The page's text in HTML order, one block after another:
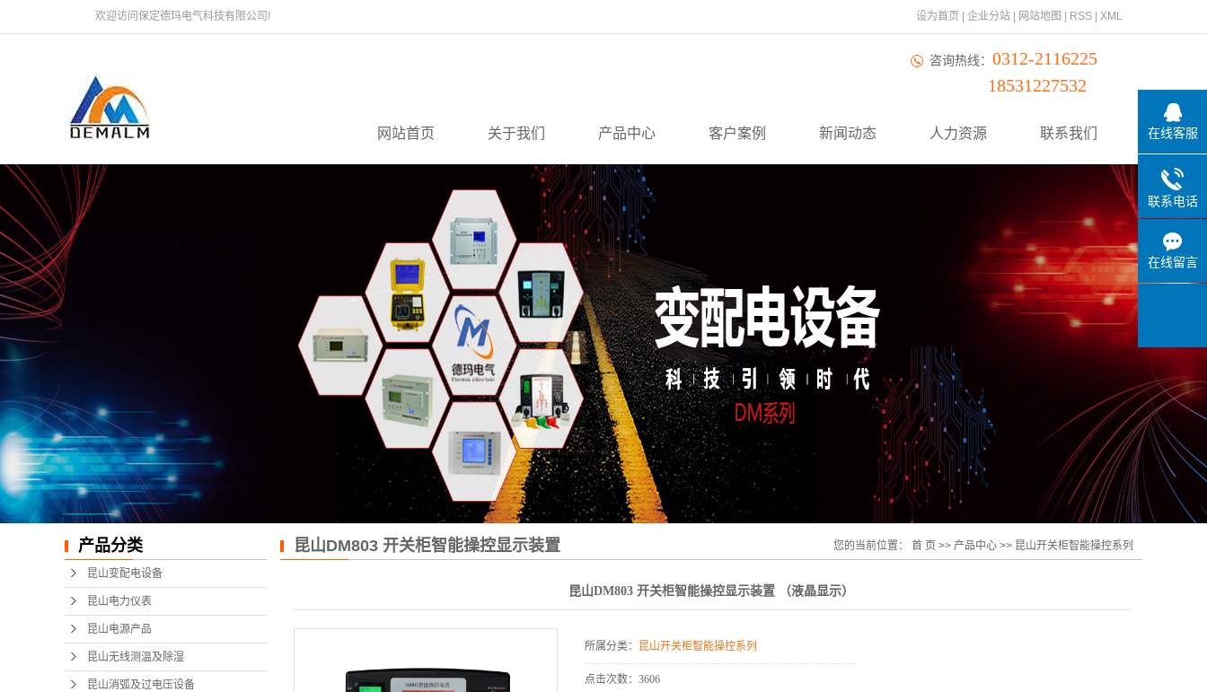
欢迎访问保定德玛电气科技有限公司! 设为首页 企业分站 网站地图 RSS XML
咨询热线： 0312-2116225
18531227532
网站首页 关于我们 产品中心 客户案例 新闻动态 人力资源 联系我们
产品分类
昆山变配电设备
昆山电力仪表
昆山电源产品
昆山无线测温及除湿
昆山消弧及过电压设备
昆山DM803 开关柜智能操控显示装置
您的当前位置： 首 页 >> 产品中心 >> 昆山开关柜智能操控系列
昆山DM803 开关柜智能操控显示装置 （液晶显示）
所属分类： 昆山开关柜智能操控系列
点击次数： 3606
在线客服
联系电话
在线留言